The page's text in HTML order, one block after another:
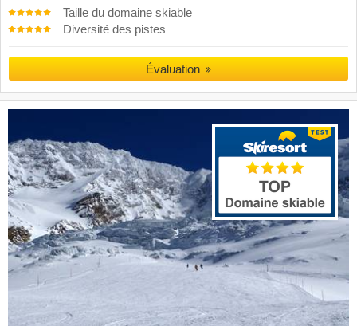
Taille du domaine skiable
Diversité des pistes
Évaluation